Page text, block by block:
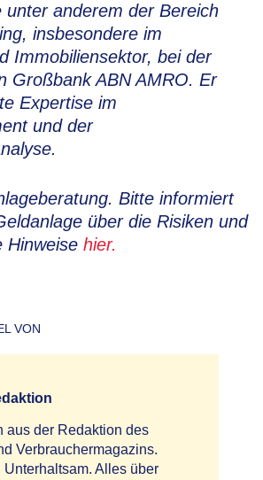
unter anderem der Bereich
insbesondere im
Immobiliensektor, bei der
Großbank ABN AMRO. Er
Expertise im
und der
Bitte informiert
über die Risiken und
Hinweise hier.
VON
aus der Redaktion des
Verbrauchermagazins.
Unterhaltsam. Alles über